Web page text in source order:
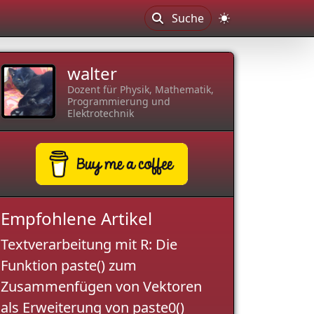
Suche
walter
Dozent für Physik, Mathematik,
Programmierung und
Elektrotechnik
Empfohlene Artikel
Textverarbeitung mit R: Die
Funktion paste() zum
Zusammenfügen von Vektoren
als Erweiterung von paste0()